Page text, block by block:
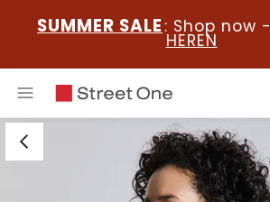
SUMMER SALE : Shop now -
HEREN